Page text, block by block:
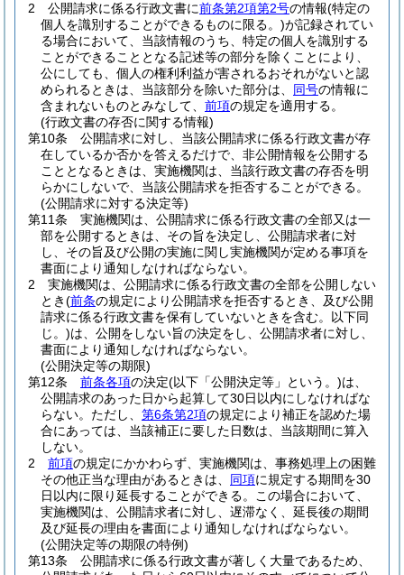
2
公開請求に係る行政文書に前条第2項第2号の情報(特定の
個人を識別することができるものに限る。)が記録されてい
る場合において、当該情報のうち、特定の個人を識別する
ことができることとなる記述等の部分を除くことにより、
公にしても、個人の権利利益が害されるおそれがないと認
められるときは、当該部分を除いた部分は、 同号の情報に
含まれないものとみなして、 前項の規定を適用する。
(行政文書の存否に関する情報)
第10条
公開請求に対し、当該公開請求に係る行政文書が存
在しているか否かを答えるだけで、非公開情報を公開する
こととなるときは、実施機関は、当該行政文書の存否を明
らかにしないで、当該公開請求を拒否することができる。
(公開請求に対する決定等)
第11条
実施機関は、公開請求に係る行政文書の全部又は一
部を公開するときは、その旨を決定し、公開請求者に対
し、その旨及び公開の実施に関し実施機関が定める事項を
書面により通知しなければならない。
2
実施機関は、公開請求に係る行政文書の全部を公開しない
とき(前条の規定により公開請求を拒否するとき、及び公開
請求に係る行政文書を保有していないときを含む。以下同
じ。)は、公開をしない旨の決定をし、公開請求者に対し、
書面により通知しなければならない。
(公開決定等の期限)
第12条
前条各項の決定(以下「公開決定等」という。)は、
公開請求のあった日から起算して30日以内にしなければな
らない。 ただし、 第6条第2項の規定により補正を認めた場
合にあっては、当該補正に要した日数は、当該期間に算入
しない。
2
前項の規定にかかわらず、実施機関は、事務処理上の困難
その他正当な理由があるときは、 同項に規定する期間を30
日以内に限り延長することができる。
この場合において、
実施機関は、公開請求者に対し、遅滞なく、延長後の期間
及び延長の理由を書面により通知しなければならない。
(公開決定等の期限の特例)
第13条
公開請求に係る行政文書が著しく大量であるため、